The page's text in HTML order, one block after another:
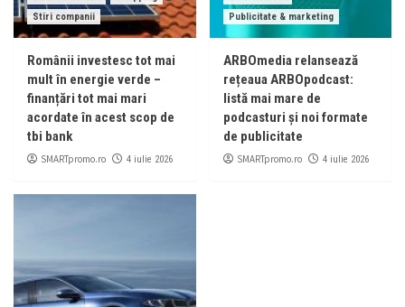
Stiri companii
Românii investesc tot mai
mult în energie verde –
finanțări tot mai mari
acordate în acest scop de
tbi bank
SMARTpromo.ro 4 iulie 2026
Publicitate & marketing
ARBOmedia relansează
rețeaua ARBOpodcast:
listă mai mare de
podcasturi și noi formate
de publicitate
SMARTpromo.ro 4 iulie 2026